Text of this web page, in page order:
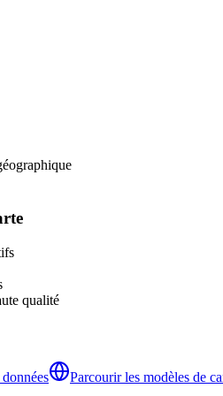
qualité
Parcourir les modèles de